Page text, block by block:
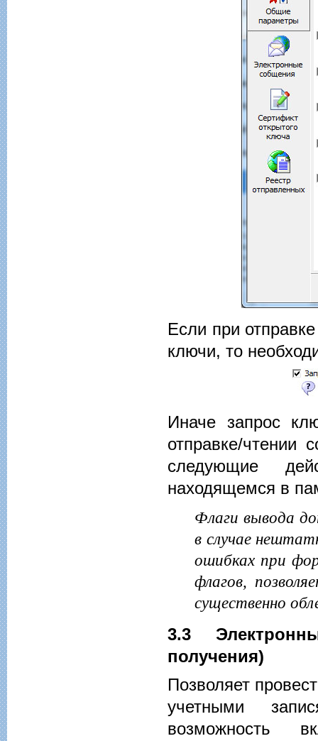
Если при
ключи, то
Иначе запрос
отправке/чтении
следующие
находящемся в
Флаги вывода
в случае
ошибках при
флагов,
существенно
3.3
получения)
Позволяет
учетными
возможность